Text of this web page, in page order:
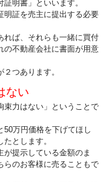
明書」といいます。
明証を売主に提出する必要
れば、それらも一緒に買付
の不動産会社に書面が用意
つあります。
ない
束力はない」ということで
万円価格を下げてほし
とします。
提示している金額のま
らのお客様に売ることもで